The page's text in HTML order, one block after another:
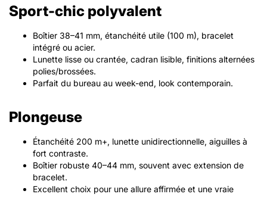
Sport-chic polyvalent
Boîtier 38–41 mm, étanchéité utile (100 m), bracelet
intégré ou acier.
Lunette lisse ou crantée, cadran lisible, finitions alternées
polies/brossées.
Parfait du bureau au week-end, look contemporain.
Plongeuse
Étanchéité 200 m+, lunette unidirectionnelle, aiguilles à
fort contraste.
Boîtier robuste 40–44 mm, souvent avec extension de
bracelet.
Excellent choix pour une allure affirmée et une vraie